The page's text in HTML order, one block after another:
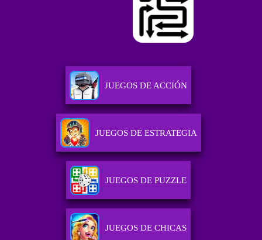
JUEGOS DE ACCIÓN
JUEGOS DE ESTRATEGIA
JUEGOS DE PUZZLE
JUEGOS DE CHICAS